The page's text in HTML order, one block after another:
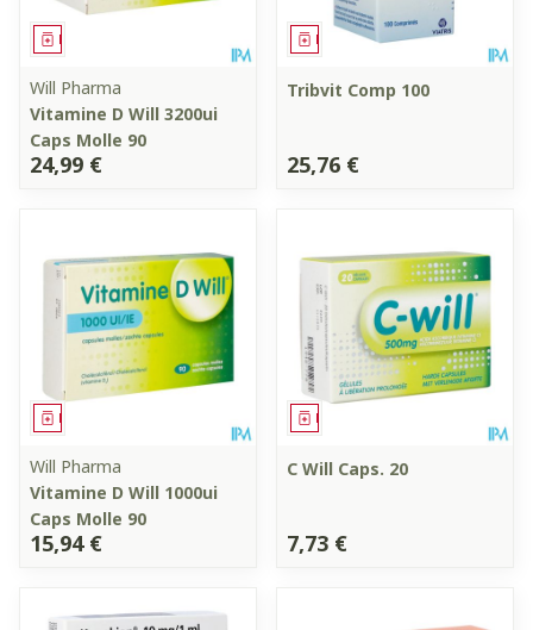
Médicament
Will Pharma
Vitamine D Will 3200ui
Caps Molle 90
24,99 €
Médicament
Tribvit Comp 100
25,76 €
Médicament
Will Pharma
Vitamine D Will 1000ui
Caps Molle 90
15,94 €
Médicament
C Will Caps. 20
7,73 €